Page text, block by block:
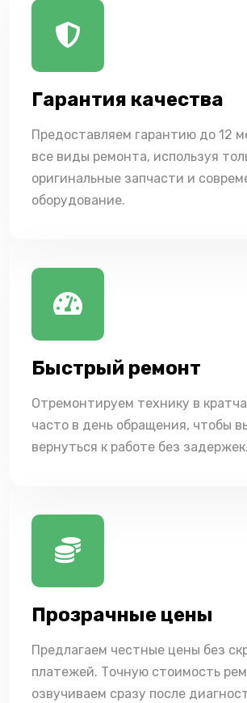
Гарантия качества
Предоставляем гарантию до 12
все виды ремонта, используя
оригинальные запчасти и
оборудование.
Быстрый ремонт
Отремонтируем технику в
часто в день обращения, чтобы
вернуться к работе без задержек.
Прозрачные цены
Предлагаем честные цены без
платежей. Точную стоимость
озвучиваем сразу после